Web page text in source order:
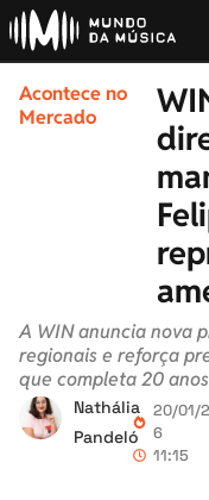
Acontece no
Mercado
A WIN anuncia nova
regionais e reforça
que completa 20
Nathália
Pandeló
20/01/
6
11:15